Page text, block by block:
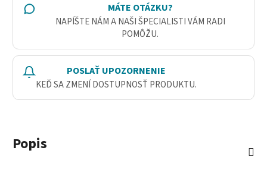
MÁTE OTÁZKU?
NAPÍŠTE NÁM A NAŠI ŠPECIALISTI VÁM RADI
POMÔŽU.
POSLAŤ UPOZORNENIE
KEĎ SA ZMENÍ DOSTUPNOSŤ PRODUKTU.
Popis